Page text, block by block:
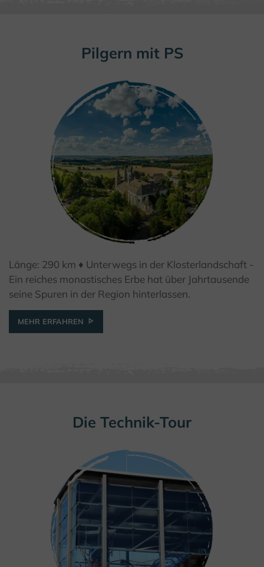
Pilgern mit PS
© Teutoburger Wald Tourismus / D. Ketz
Länge: 290 km ♦ Unterwegs in der Klosterlandschaft -
Ein reiches monastisches Erbe hat über Jahrtausende
seine Spuren in der Region hinterlassen.
MEHR ERFAHREN
Die Technik-Tour